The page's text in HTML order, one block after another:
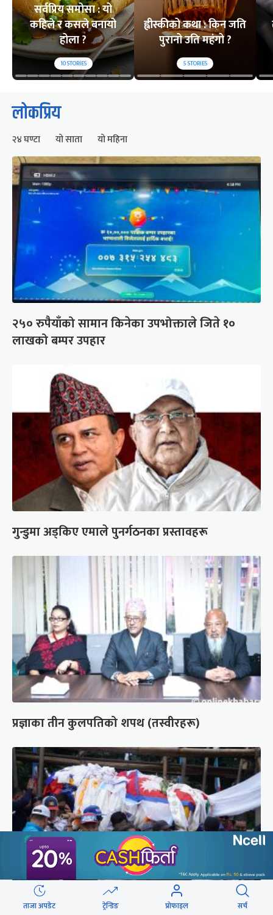
सर्वप्रिय समोसा : यो
कहिले र कसले बनायो
होला ?
10STORIES
ह्वीस्कीको कथा : किन जति
पुरानो उति महंगो ?
5STORIES
लोकप्रिय
२४ घण्टा यो साता यो महिना
२५० रुपैयाँको सामान किनेका उपभोक्ताले जिते १०
लाखको बम्पर उपहार
गुन्डुमा अड्किए एमाले पुनर्गठनका प्रस्तावहरू
प्रज्ञाका तीन कुलपतिको शपथ (तस्वीरहरू)
ताजा अपडेट ट्रेन्डिङ प्रोफाइल सर्च